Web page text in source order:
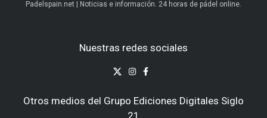
Padelspain.net | Noticias e información. 24 horas de pádel online.
Nuestras redes sociales
Otros medios del Grupo Ediciones Digitales Siglo
21